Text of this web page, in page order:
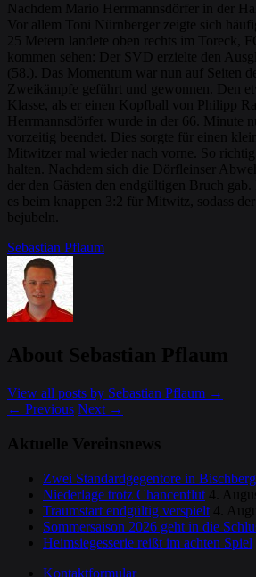
Nachdem Mario Herrmannsdörfer in der
Vor allem Toni Nürnberger zeigte sich
25 Metern landete oben rechts im Toreck,
kommen sehen: Der SVD erzielte den
(58.). Das Momentum war nun auf Seiten
Zweikämpfe geführt und gewonnen. Den
Klasse, als er einen Kopfball von Philipp
Herrmannsdörfer wurde in der 66. Minute
vorzeitig beendet. Dies sorgte für einen
Mitwitzer mal wieder nach vorne. So
halten. Nachdem sich die Dörfleinser
der den Gästen den endgültigen Bruch
es beim knappen 3:2 für Mitwitz, sodass
bejubeln.
Sebastian Pflaum
About Sebastian Pflaum
View all posts by Sebastian Pflaum →
← Previous Next →
Aktuelle Vereinsnews
Zwei Standardgegentore in Bischberg
Niederlage trotz Chancenflut 4.
Traumstart endgültig verspielt 4.
Sommersaison 2026 geht in die
Heimsiegesserie reißt im achten Spiel
Kontaktformular